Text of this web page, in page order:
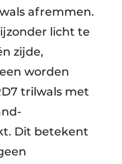
afremmen.
licht te
zijde,
worden
trilwals met
Dit betekent